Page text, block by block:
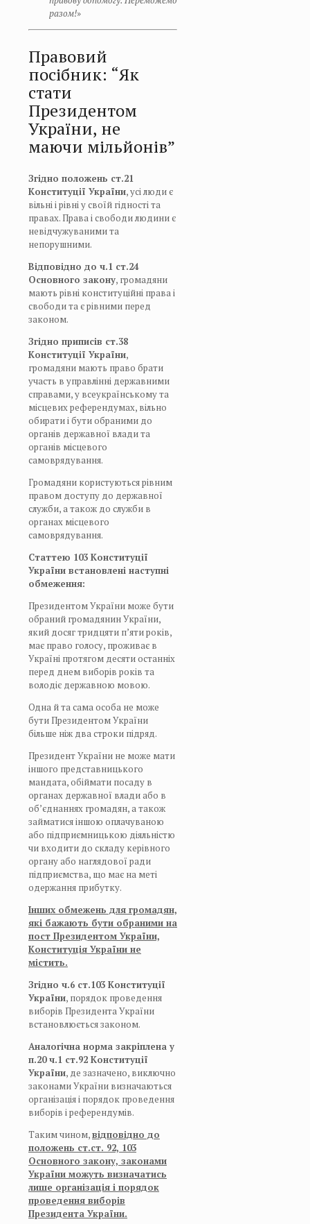
разом!»
Правовий
посібник: “Як
стати
Президентом
України, не
маючи мільйонів”
Згідно положень ст.21
Конституції України, усі люди є
вільні і рівні у своїй гідності та
правах. Права і свободи людини є
невідчужуваними та
непорушними.
Відповідно до ч.1 ст.24
Основного закону, громадяни
мають рівні конституційні права і
свободи та є рівними перед
законом.
Згідно приписів ст.38
Конституції України,
громадяни мають право брати
участь в управлінні державними
справами, у всеукраїнському та
місцевих референдумах, вільно
обирати і бути обраними до
органів державної влади та
органів місцевого
самоврядування.
Громадяни користуються рівним
правом доступу до державної
служби, а також до служби в
органах місцевого
самоврядування.
Статтею 103 Конституції
України встановлені наступні
обмеження:
Президентом України може бути
обраний громадянин України,
який досяг тридцяти п’яти років,
має право голосу, проживає в
Україні протягом десяти останніх
перед днем виборів років та
володіє державною мовою.
Одна й та сама особа не може
бути Президентом України
більше ніж два строки підряд.
Президент України не може мати
іншого представницького
мандата, обіймати посаду в
органах державної влади або в
об’єднаннях громадян, а також
займатися іншою оплачуваною
або підприємницькою діяльністю
чи входити до складу керівного
органу або наглядової ради
підприємства, що має на меті
одержання прибутку.
Інших обмежень для громадян,
які бажають бути обраними на
пост Президентом України,
Конституція України не
містить.
Згідно ч.6 ст.103 Конституції
України, порядок проведення
виборів Президента України
встановлюється законом.
Аналогічна норма закріплена у
п.20 ч.1 ст.92 Конституції
України, де зазначено, виключно
законами України визначаються
організація і порядок проведення
виборів і референдумів.
Таким чином,відповідно до
положень ст.ст. 92, 103
Основного закону, законами
України можуть визначатись
лише організація і порядок
проведення виборів
Президента України.